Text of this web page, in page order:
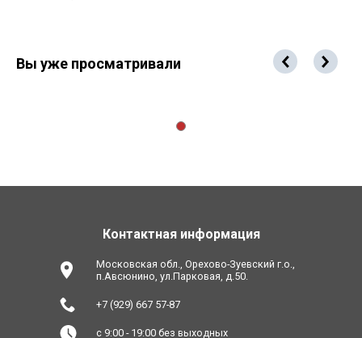
Вы уже просматривали
Контактная информация
Московская обл., Орехово-Зуевский г.о.,
п.Авсюнино, ул.Парковая, д.50.
+7 (929) 667 57-87
с 9:00 - 19:00 без выходных